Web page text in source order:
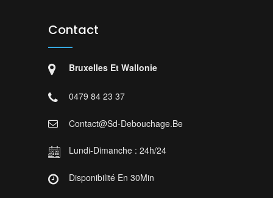
Contact
Bruxelles Et Wallonie
0479 84 23 37
Contact@sd-Debouchage.be
Lundi-Dimanche : 24h/24
Disponibilité En 30Min